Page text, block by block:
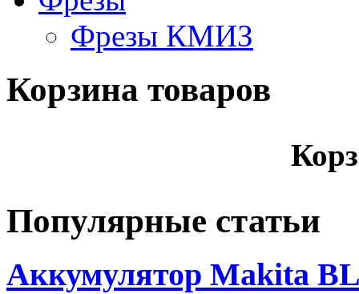
Фрезы КМИЗ
Корзина товаров
Популярные статьи
Аккумулятор Makita